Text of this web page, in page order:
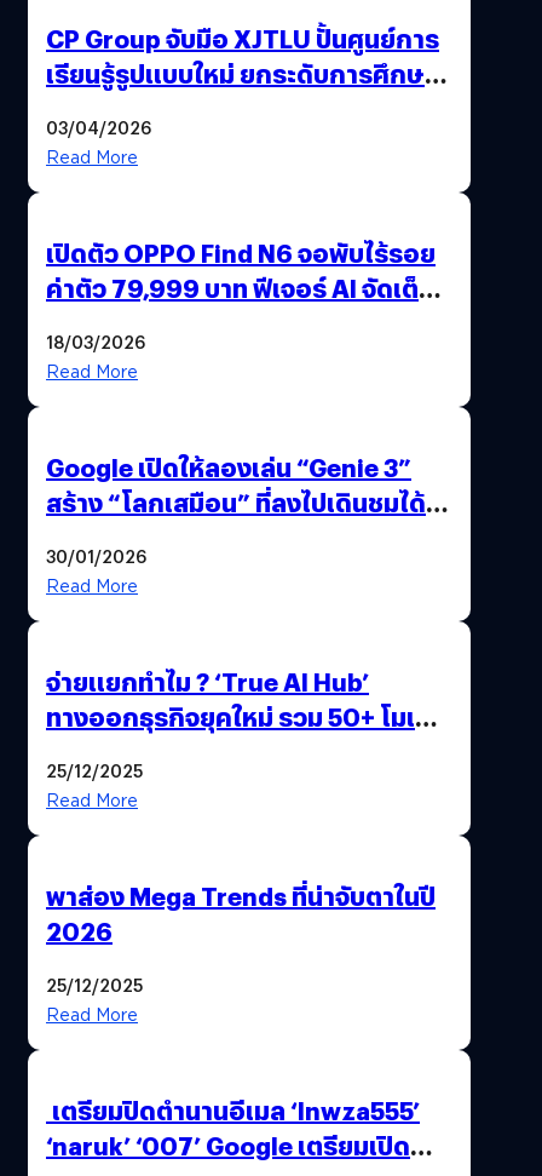
CP Group จับมือ XJTLU ปั้นศูนย์การ
เรียนรู้รูปแบบใหม่ ยกระดับการศึกษา
03/04/2026
Read More
เปิดตัว OPPO Find N6 จอพับไร้รอย
ค่าตัว 79,999 บาท ฟีเจอร์ AI จัดเต็ม
18/03/2026
Read More
Google เปิดให้ลองเล่น “Genie 3”
สร้าง “โลกเสมือน” ที่ลงไปเดินชมได้
30/01/2026
Read More
จ่ายแยกทำไม ? ‘True AI Hub’
ทางออกธุรกิจยุคใหม่ รวม 50+ โมเดล
25/12/2025
Read More
พาส่อง Mega Trends ที่น่าจับตาในปี
2026
25/12/2025
Read More
เตรียมปิดตำนานอีเมล ‘lnwza555’
‘naruk’ ‘007’ Google เตรียมเปิด